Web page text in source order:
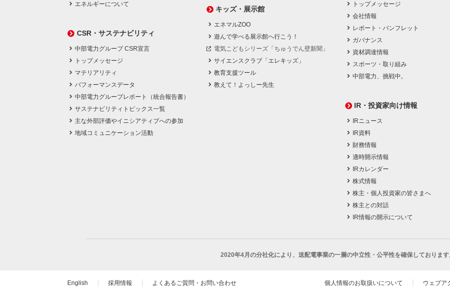
エネルギーについて
CSR・サステナビリティ
中部電力グループ CSR宣言
トップメッセージ
マテリアリティ
パフォーマンスデータ
中部電力グループレポート（統合報告書）
サステナビリティトピックス一覧
主な外部評価やイニシアティブへの参加
地域コミュニケーション活動
キッズ・展示館
エネマルZOO
遊んで学べる展示館へ行こう！
電気こどもシリーズ「ちゅうでん壁新聞」
サイエンスクラブ「エレキッズ」
教育支援ツール
教えて！よっしー先生
トップメッセージ
会社情報
レポート・パンフレット
ガバナンス
資材調達情報
スポーツ・取り組み
中部電力、挑戦中。
IR・投資家向け情報
IRニュース
IR資料
財務情報
適時開示情報
IRカレンダー
株式情報
株主・個人投資家の皆さまへ
株主との対話
IR情報の開示について
2020年4月の分社化により、 送配電事業の一層の中立性・公平性を確保しております
English 採用情報 よくあるご質問・お問い合わせ 個人情報のお取扱いについて ウェブア